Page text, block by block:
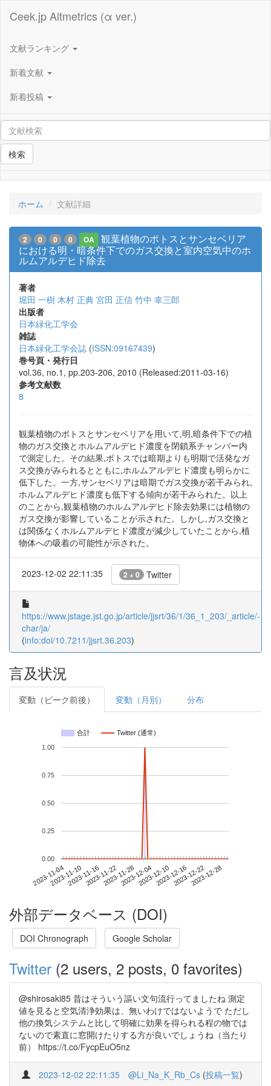
Ceek.jp Altmetrics (α ver.)
文献ランキング
新着文献
新着投稿
検索
ホーム 文献詳細
2 0 0 0 OA
観葉植物のポトスとサンセベリア
における明・暗条件下でのガス交換と室内空気中のホ
ルムアルデヒド除去
著者
堀田 一樹 木村 正典 宮田 正信 竹中 幸三郎
出版者
日本緑化工学会
雑誌
日本緑化工学会誌 (ISSN:09167439)
巻号頁・発行日
vol.36, no.1, pp.203-206, 2010 (Released:2011-03-16)
参考文献数
8
観葉植物のポトスとサンセベリアを用いて,明,暗条件下での植
物のガス交換とホルムアルデヒド濃度を閉鎖系チャンバー内
で測定した。その結果,ポトスでは暗期よりも明期で活発なガ
ス交換がみられるとともに,ホルムアルデヒド濃度も明らかに
低下した。一方,サンセベリアは暗期でガス交換が若干みられ,
ホルムアルデヒド濃度も低下する傾向が若干みられた。以上
のことから,観葉植物のホルムアルデヒド除去効果には植物の
ガス交換が影響していることが示された。しかし,ガス交換と
は関係なくホルムアルデヒド濃度が減少していたことから,植
物体への吸着の可能性が示された。
2023-12-02 22:11:35 2 + 0 Twitter
https://www.jstage.jst.go.jp/article/jjsrt/36/1/36_1_203/_article/-
char/ja/
(info:doi/10.7211/jjsrt.36.203)
言及状況
変動（ピーク前後） 変動（月別） 分布
合計 Twitter (通常)
2023-11-042023-11-102023-11-162023-11-222023-11-282023-12-042023-12-102023-12-162023-12-222023-12-28
0.00
0.25
0.50
0.75
1.00
外部データベース (DOI)
DOI Chronograph Google Scholar
Twitter (2 users, 2 posts, 0 favorites)
@shirosaki85 昔はそういう謳い文句流行ってましたね 測定
値を見ると空気清浄効果は、無いわけではないようで ただし
他の換気システムと比して明確に効果を得られる程の物では
ないので素直に窓開けたりする方が良いでしょうね（当たり
前） https://t.co/FycpEuO5nz
2023-12-02 22:11:35 @Li_Na_K_Rb_Cs (投稿一覧)